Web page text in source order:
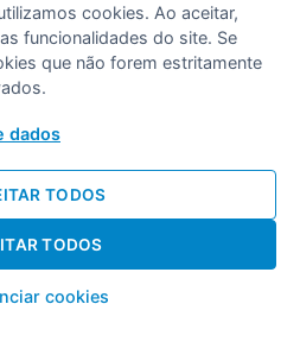
cookies. Ao aceitar,
funcionalidades do site. Se
que não forem estritamente
dados
cookies
TODOS
TODOS